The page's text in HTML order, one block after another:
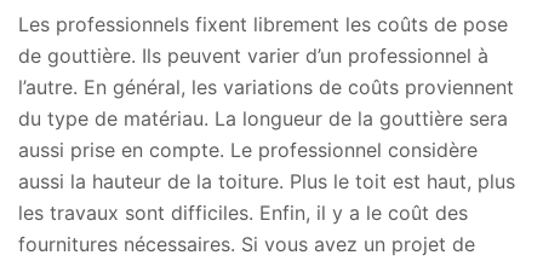
Les professionnels fixent librement les coûts de pose
de gouttière. Ils peuvent varier d’un professionnel à
l’autre. En général, les variations de coûts proviennent
du type de matériau. La longueur de la gouttière sera
aussi prise en compte. Le professionnel considère
aussi la hauteur de la toiture. Plus le toit est haut, plus
les travaux sont difficiles. Enfin, il y a le coût des
fournitures nécessaires. Si vous avez un projet de